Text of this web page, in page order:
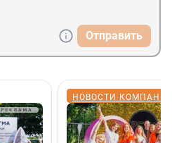
Отправить
НОВОСТИ